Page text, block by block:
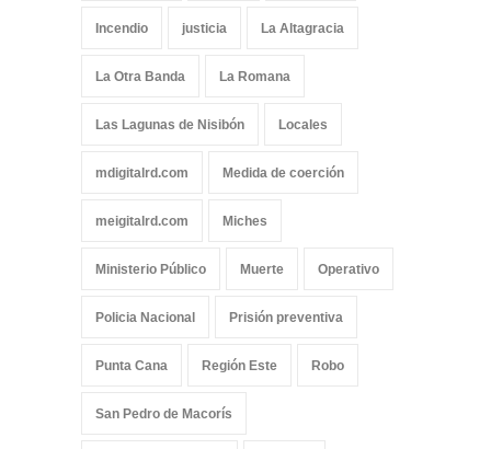
Incendio justicia La Altagracia
La Otra Banda La Romana
Las Lagunas de Nisibón Locales
mdigitalrd.com Medida de coerción
meigitalrd.com Miches
Ministerio Público Muerte Operativo
Policia Nacional Prisión preventiva
Punta Cana Región Este Robo
San Pedro de Macorís